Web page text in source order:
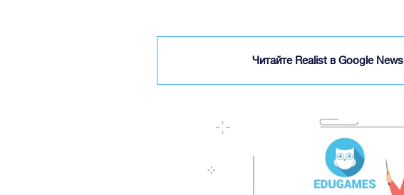
Читайте Realist в Google News